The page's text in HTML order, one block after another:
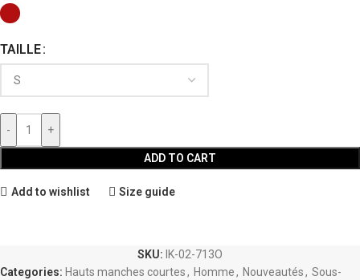
TAILLE
- +
ADD TO CART
Add to wishlist Size guide
SKU: IK-02-713O
Categories: Hauts manches courtes, Homme, Nouveautés, Sous-